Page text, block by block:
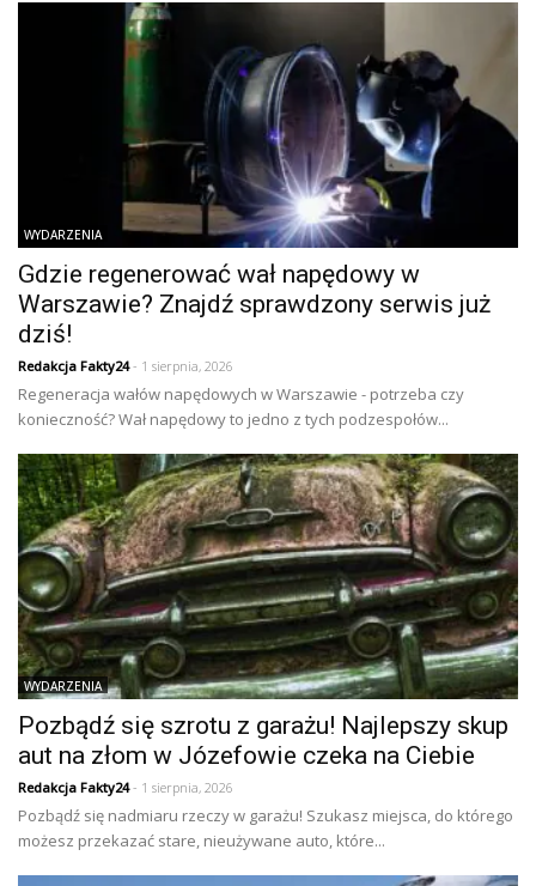
WYDARZENIA
Gdzie regenerować wał napędowy w
Warszawie? Znajdź sprawdzony serwis już
dziś!
Redakcja Fakty24- 1 sierpnia, 2026
Regeneracja wałów napędowych w Warszawie - potrzeba czy
konieczność? Wał napędowy to jedno z tych podzespołów...
WYDARZENIA
Pozbądź się szrotu z garażu! Najlepszy skup
aut na złom w Józefowie czeka na Ciebie
Redakcja Fakty24- 1 sierpnia, 2026
Pozbądź się nadmiaru rzeczy w garażu! Szukasz miejsca, do którego
możesz przekazać stare, nieużywane auto, które...